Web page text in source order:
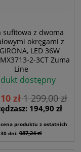
sufitowa z dwoma
okręgami z
LED 36W
2-3CT Zuma
Line
dostępny
zł1 299,00 zł
194,90 zł
cena produktu z ostatnich
30 dni:987,24 zł